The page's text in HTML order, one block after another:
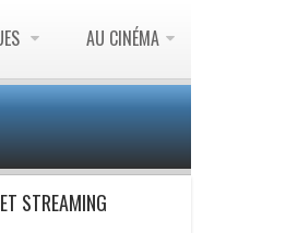
AU CINÉMA
STREAMING